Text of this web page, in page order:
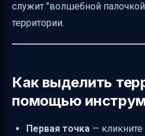
служит "волшебной
территории.
Как выделить
помощью
Первая точка —